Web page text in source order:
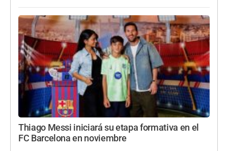
Thiago Messi iniciará su etapa formativa en el
FC Barcelona en noviembre